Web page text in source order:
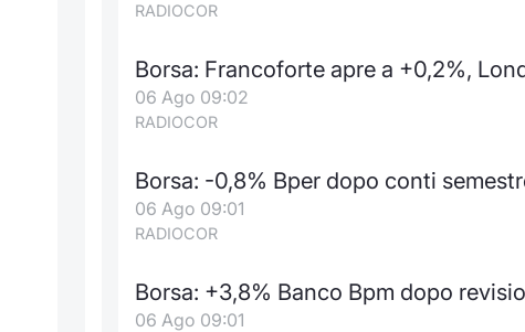
RADIOCOR
Borsa: Francoforte apre a +0,2%,
06 Ago 09:02
RADIOCOR
Borsa: -0,8% Bper dopo conti
06 Ago 09:01
RADIOCOR
Borsa: +3,8% Banco Bpm dopo
06 Ago 09:01